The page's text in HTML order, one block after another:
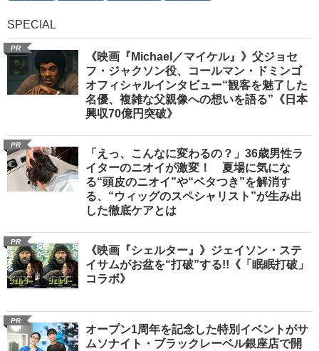
SPECIAL
PR
《映画『Michael／マイケル』》父ジョセ
フ・ジャクソン役、コールマン・ドミンゴ
オフィシャルインタビュー“観客を魅了した
名優、複雑な父親像への想いを語る”《日本
興収70億円突破》
PR
「えっ、こんなに変わるの？」36歳男性ラ
イターのニオイが激変！ 夏場に気にな
る“頭皮のニオイ”や“ベタつき”を解消す
る、“ウィッグのスペシャリスト”が生み出
した徹底ケアとは
PR
《映画『シェルター』》ジェイソン・ステ
イサムがお盆を“打破”する!!《「眠眠打破」
コラボ》
PR
オープン1周年を記念した特別イベントがサ
ムソナイト・ブラックレーベル銀座店で開